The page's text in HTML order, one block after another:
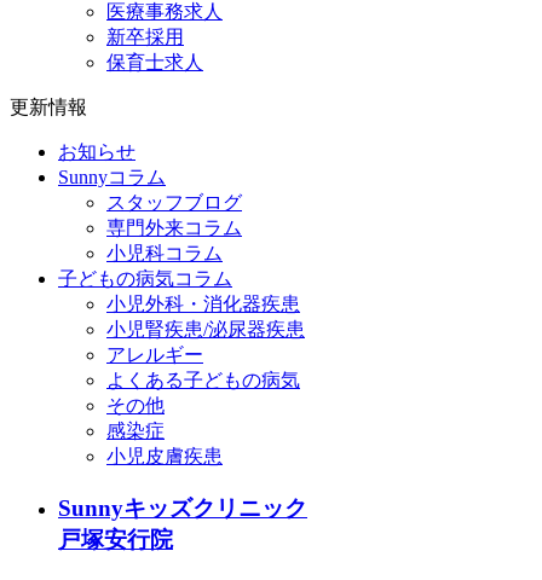
医療事務求人
新卒採用
保育士求人
更新情報
お知らせ
Sunnyコラム
スタッフブログ
専門外来コラム
小児科コラム
子どもの病気コラム
小児外科・消化器疾患
小児腎疾患/泌尿器疾患
アレルギー
よくある子どもの病気
その他
感染症
小児皮膚疾患
Sunnyキッズクリニック
戸塚安行院